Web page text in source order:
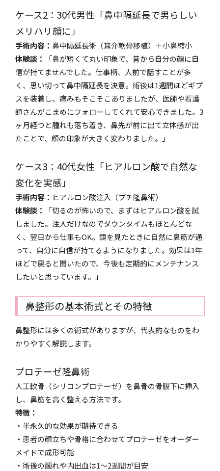
ケース2：30代男性「鼻中隔延長で男らしい
メリハリ顔に」
手術内容： 鼻中隔延長術（耳介軟骨移植）＋小鼻縮小
体験談：
「鼻が短くて丸い印象で、昔から自分の顔に自
信が持てませんでした。仕事柄、人前で話すことが多
く、思い切って鼻中隔延長を決意。術後は1週間ほどギプ
スを装着し、痛みもそこそこありましたが、医師や看護
師さんがこまめにフォローしてくれて安心できました。3
ヶ月経つと腫れも落ち着き、鼻先が前に出て立体感が出
たことで、顔の印象が大きく変わりました。」
ケース3：40代女性「ヒアルロン酸で自然な
変化を実感」
手術内容： ヒアルロン酸注入（プチ隆鼻術）
体験談：
「切るのが怖いので、まずはヒアルロン酸を試
しました。注入だけなのでダウンタイムもほとんどな
く、翌日から仕事もOK。鏡を見たときに自然に鼻筋が通
って、自分に自信が持てるようになりました。効果は1年
ほどで戻ると聞いたので、今後も定期的にメンテナンス
したいと思っています。」
鼻整形の基本術式とその特徴
鼻整形には多くの術式がありますが、代表的なものをわ
かりやすく解説します。
プロテーゼ隆鼻術
人工軟骨（シリコンプロテーゼ）を鼻骨の骨膜下に挿入
し、鼻筋を高く整える方法です。
特徴：
・半永久的な効果が期待できる
・患者の顔立ちや骨格に合わせてプロテーゼをオーダー
メイドで成形可能
・術後の腫れや内出血は1～2週間が目安